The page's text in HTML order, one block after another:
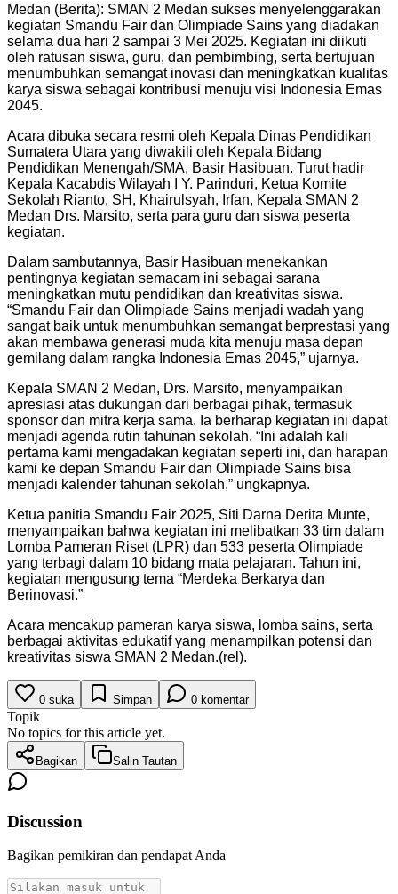
Medan (Berita): SMAN 2 Medan sukses menyelenggarakan
kegiatan Smandu Fair dan Olimpiade Sains yang diadakan
selama dua hari 2 sampai 3 Mei 2025. Kegiatan ini diikuti
oleh ratusan siswa, guru, dan pembimbing, serta bertujuan
menumbuhkan semangat inovasi dan meningkatkan kualitas
karya siswa sebagai kontribusi menuju visi Indonesia Emas
2045.
Acara dibuka secara resmi oleh Kepala Dinas Pendidikan
Sumatera Utara yang diwakili oleh Kepala Bidang
Pendidikan Menengah/SMA, Basir Hasibuan. Turut hadir
Kepala Kacabdis Wilayah I Y. Parinduri, Ketua Komite
Sekolah Rianto, SH, Khairulsyah, Irfan, Kepala SMAN 2
Medan Drs. Marsito, serta para guru dan siswa peserta
kegiatan.
Dalam sambutannya, Basir Hasibuan menekankan
pentingnya kegiatan semacam ini sebagai sarana
meningkatkan mutu pendidikan dan kreativitas siswa.
“Smandu Fair dan Olimpiade Sains menjadi wadah yang
sangat baik untuk menumbuhkan semangat berprestasi yang
akan membawa generasi muda kita menuju masa depan
gemilang dalam rangka Indonesia Emas 2045,” ujarnya.
Kepala SMAN 2 Medan, Drs. Marsito, menyampaikan
apresiasi atas dukungan dari berbagai pihak, termasuk
sponsor dan mitra kerja sama. Ia berharap kegiatan ini dapat
menjadi agenda rutin tahunan sekolah. “Ini adalah kali
pertama kami mengadakan kegiatan seperti ini, dan harapan
kami ke depan Smandu Fair dan Olimpiade Sains bisa
menjadi kalender tahunan sekolah,” ungkapnya.
Ketua panitia Smandu Fair 2025, Siti Darna Derita Munte,
menyampaikan bahwa kegiatan ini melibatkan 33 tim dalam
Lomba Pameran Riset (LPR) dan 533 peserta Olimpiade
yang terbagi dalam 10 bidang mata pelajaran. Tahun ini,
kegiatan mengusung tema “Merdeka Berkarya dan
Berinovasi.”
Acara mencakup pameran karya siswa, lomba sains, serta
berbagai aktivitas edukatif yang menampilkan potensi dan
kreativitas siswa SMAN 2 Medan.(rel).
0 suka Simpan 0 komentar
Topik
No topics for this article yet.
Bagikan Salin Tautan
Discussion
Bagikan pemikiran dan pendapat Anda